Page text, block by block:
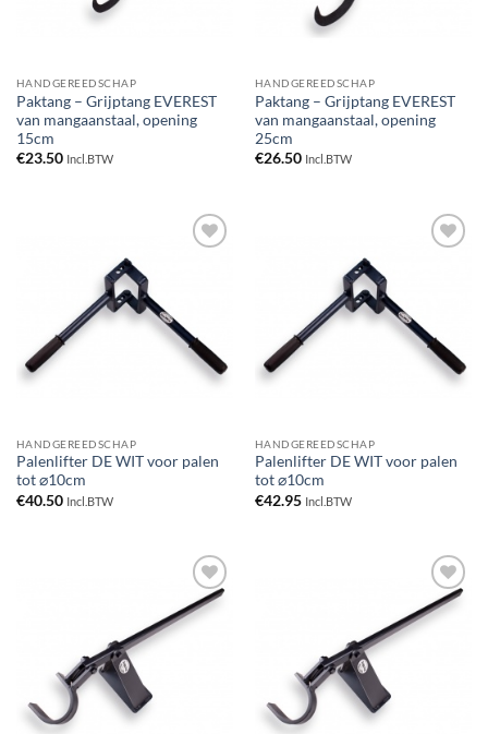
HANDGEREEDSCHAP
Paktang – Grijptang EVEREST
van mangaanstaal, opening
15cm
€23.50 Incl.BTW
HANDGEREEDSCHAP
Paktang – Grijptang EVEREST
van mangaanstaal, opening
25cm
€26.50 Incl.BTW
HANDGEREEDSCHAP
Palenlifter DE WIT voor palen
tot ⌀10cm
€40.50 Incl.BTW
HANDGEREEDSCHAP
Palenlifter DE WIT voor palen
tot ⌀10cm
€42.95 Incl.BTW
Toevoegen
aan
verlanglijst
Toevoegen
aan
verlanglijst